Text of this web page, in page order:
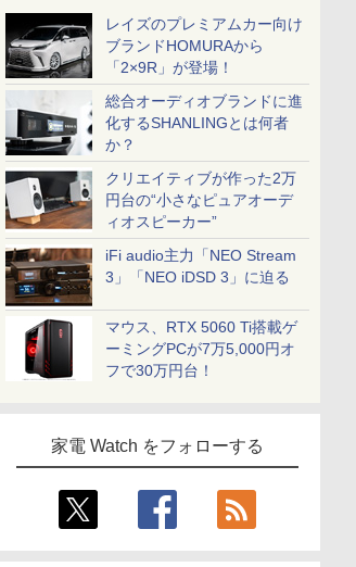
レイズのプレミアムカー向け
ブランドHOMURAから
「2×9R」が登場！
総合オーディオブランドに進
化するSHANLINGとは何者
か？
クリエイティブが作った2万
円台の“小さなピュアオーデ
ィオスピーカー”
iFi audio主力「NEO Stream
3」「NEO iDSD 3」に迫る
マウス、RTX 5060 Ti搭載ゲ
ーミングPCが7万5,000円オ
フで30万円台！
家電 Watch をフォローする